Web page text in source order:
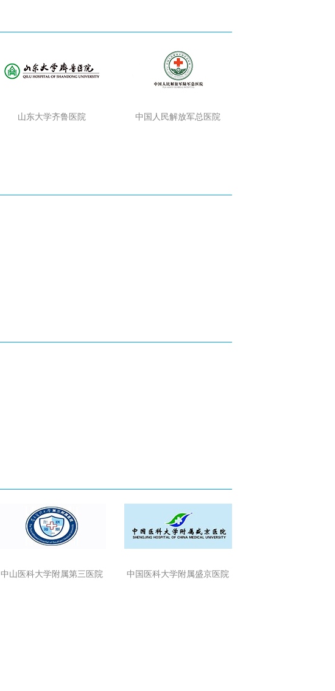
山东大学齐鲁医院 中国人民解放军总医院
中山医科大学附属第三医院 中国医科大学附属盛京医院